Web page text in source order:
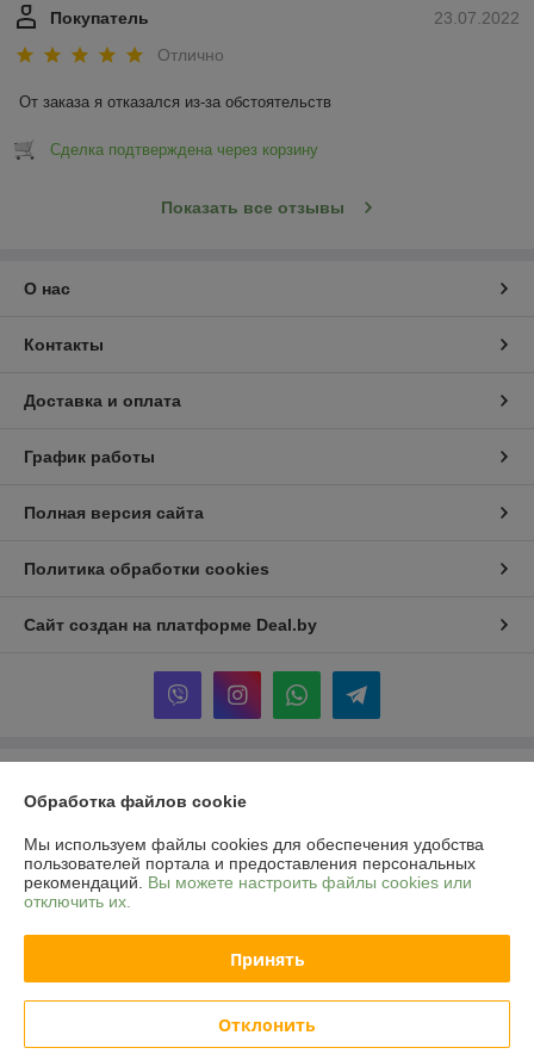
23.07.2022
Покупатель
Отлично
От заказа я отказался из-за обстоятельств
Сделка подтверждена через корзину
Показать все отзывы
О нас
Контакты
Доставка и оплата
График работы
Полная версия сайта
Политика обработки cookies
Сайт создан на платформе Deal.by
предприятие "Юратез"
Гродненская обл.,Ивьевский р-н,г.п.Юратишки,ул.Рабочая,42
Регистрационный номер ЕГР: 590718055
УНП: 590718055
Регистрационный орган: Гродненский облисполком
Дата регистрации компании: 11.04.2017
Ссылка на свидетельство/лицензию
Обработка файлов cookie
Мы используем файлы cookies для обеспечения удобства
пользователей портала и предоставления персональных
рекомендаций. Вы можете настроить файлы cookies или
отключить их.
Принять
Отклонить